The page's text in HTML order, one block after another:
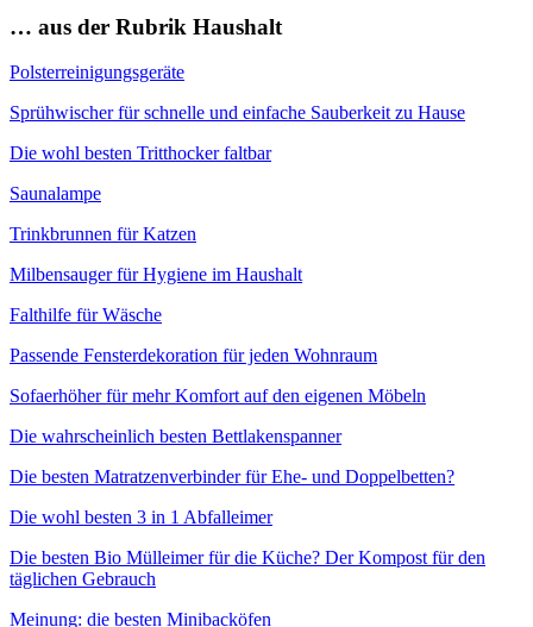
… aus der Rubrik Haushalt
Polsterreinigungsgeräte
Sprühwischer für schnelle und einfache Sauberkeit zu Hause
Die wohl besten Tritthocker faltbar
Saunalampe
Trinkbrunnen für Katzen
Milbensauger für Hygiene im Haushalt
Falthilfe für Wäsche
Passende Fensterdekoration für jeden Wohnraum
Sofaerhöher für mehr Komfort auf den eigenen Möbeln
Die wahrscheinlich besten Bettlakenspanner
Die besten Matratzenverbinder für Ehe- und Doppelbetten?
Die wohl besten 3 in 1 Abfalleimer
Die besten Bio Mülleimer für die Küche? Der Kompost für den
täglichen Gebrauch
Meinung: die besten Minibacköfen